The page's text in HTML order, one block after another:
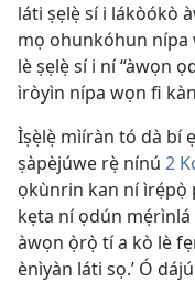
láti ṣẹlẹ̀ sí i lákòókò
mọ ohunkóhun nípa
lè ṣẹlẹ̀ sí i ní “àwọn
ìròyìn nípa wọn fi
Ìṣẹ̀lẹ̀ mìíràn tó dà bí
ṣàpèjúwe rẹ̀ nínú 2
ọkùnrin kan ní ìrẹ́pọ̀
kẹta ní ọdún mẹ́rìnlá
àwọn ọ̀rọ̀ tí a kò lè
ènìyàn láti sọ.’ Ó